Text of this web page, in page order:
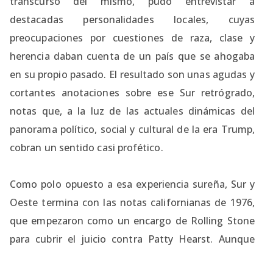
destacadas personalidades locales, cuyas
preocupaciones por cuestiones de raza, clase y
herencia daban cuenta de un país que se ahogaba
en su propio pasado. El resultado son unas agudas y
cortantes anotaciones sobre ese Sur retrógrado,
notas que, a la luz de las actuales dinámicas del
panorama político, social y cultural de la era Trump,
cobran un sentido casi profético.
Como polo opuesto a esa experiencia sureña, Sur y
Oeste termina con las notas californianas de 1976,
que empezaron como un encargo de Rolling Stone
para cubrir el juicio contra Patty Hearst. Aunque